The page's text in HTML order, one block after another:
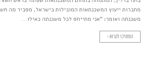
מחברות ייעוץ המשכנתאות המובילות בישראל, מסביר מה
משכנתה ואומר: "אני מתייחס לכל משכנתה כאילו...
המשיכו לקרוא >